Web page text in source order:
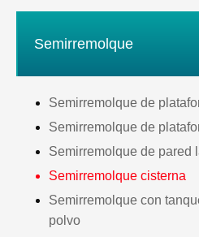
Semirremolque
Semirremolque de
Semirremolque de
Semirremolque de pared
Semirremolque cisterna
Semirremolque con
polvo